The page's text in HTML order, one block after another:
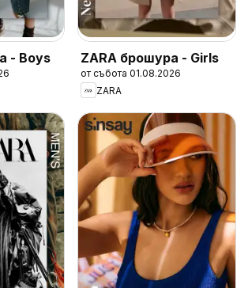
- Boys ZARA брошура - Girls
от събота 01.08.2026
ZARA